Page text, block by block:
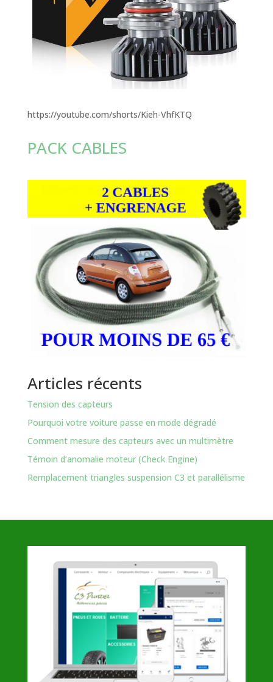
https://youtube.com/shorts/Kieh-VhfKTQ
PACK CABLES
Articles récents
Tension des capteurs
Pourquoi votre voiture passe en mode dégradé
Comment mesure des capteurs avec un multimètre
Témoin d’anomalie moteur (Check Engine)
Remplacement triangles suspension C3 et parallélisme